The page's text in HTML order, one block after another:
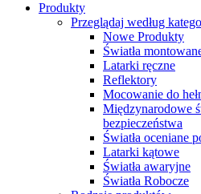
Produkty
Przeglądaj według
Nowe Produkty
Światła
Latarki ręczne
Reflektory
Mocowanie do
Międzynarodowe
bezpieczeństwa
Światła oceniane
Latarki kątowe
Światła awaryjne
Światła Robocze